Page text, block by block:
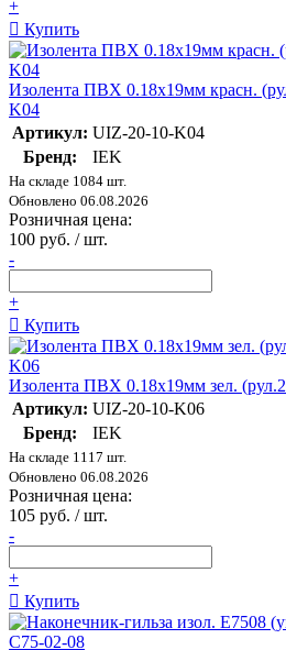
+
Купить
Изолента ПВХ 0.18х19мм красн.
K04
Артикул: UIZ-20-10-K04
Бренд:
IEK
На складе 1084 шт.
Обновлено 06.08.2026
Розничная цена:
100 руб. / шт.
-
+
Купить
Изолента ПВХ 0.18х19мм зел.
Артикул: UIZ-20-10-K06
Бренд:
IEK
На складе 1117 шт.
Обновлено 06.08.2026
Розничная цена:
105 руб. / шт.
-
+
Купить